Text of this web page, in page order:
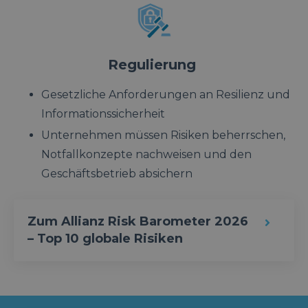
Regulierung
Gesetzliche Anforderungen an Resilienz und
Informationssicherheit
Unternehmen müssen Risiken beherrschen,
Notfallkonzepte nachweisen und den
Geschäftsbetrieb absichern
Zum Allianz Risk Barometer 2026
– Top 10 globale Risiken